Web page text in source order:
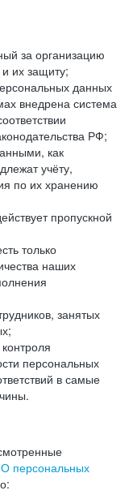
за организацию
их защиту;
данных
внедрена система
РФ;
как
учёту,
по их хранению
пропускной
только
наших
занятых
персональных
в самые
персональных